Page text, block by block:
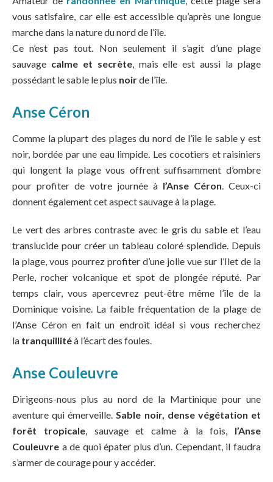
vous satisfaire, car elle est accessible qu’après une longue
marche dans la nature du nord de l’île.
Ce n’est pas tout. Non seulement il s’agit d’une plage
sauvage calme et secrète, mais elle est aussi la plage
possédant le sable le plus noirde l’île.
Anse Céron
Comme la plupart des plages du nord de l’île le sable y est
noir, bordée par une eau limpide. Les cocotiers et raisiniers
qui longent la plage vous offrent suffisamment d’ombre
pour profiter de votre journée à l’Anse Céron. Ceux-ci
donnent également cet aspectsauvage à la plage.
Le vert des arbres contraste avec le gris du sable et l’eau
translucide pour créer un tableau coloré splendide. Depuis
la plage, vous pourrez profiter d’une jolie vue sur l’Ilet de la
Perle, rocher volcanique et spot de plongée réputé. Par
temps clair, vous apercevrez peut-être même l’île de la
Dominique voisine. La faible fréquentation de la plage de
l’Anse Céron en fait un endroit idéal si vous recherchez
la tranquillitéà l’écart des foules.
Anse Couleuvre
Dirigeons-nous plus au nord de la Martinique pour une
aventure qui émerveille.Sable noir, dense végétation et
forêt tropicale, sauvage et calme à la fois, l’Anse
Couleuvre a de quoi épater plus d’un. Cependant, il faudra
s’armer de courage pour y accéder.